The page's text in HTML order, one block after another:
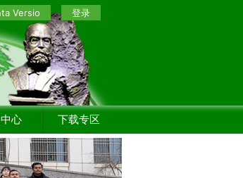
Versio 登录
心 下载专区